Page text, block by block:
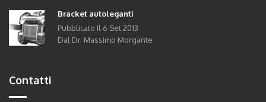
Bracket autoleganti
Pubblicato Il 6 Set2013
Dal Dr. Massimo Morgante
Contatti